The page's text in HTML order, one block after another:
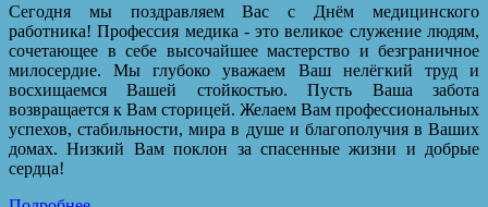
Сегодня мы поздравляем Вас с Днём медицинского
работника! Профессия медика - это великое служение людям,
сочетающее в себе высочайшее мастерство и безграничное
милосердие. Мы глубоко уважаем Ваш нелёгкий труд и
восхищаемся Вашей стойкостью. Пусть Ваша забота
возвращается к Вам сторицей. Желаем Вам профессиональных
успехов, стабильности, мира в душе и благополучия в Ваших
домах. Низкий Вам поклон за спасенные жизни и добрые
сердца!